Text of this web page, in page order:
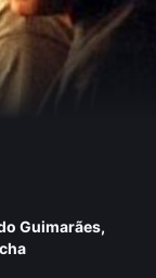
Guimarães,